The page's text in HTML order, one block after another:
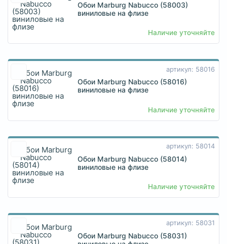
Обои Marburg Nabucco (58003)
виниловые на флизе
Наличие уточняйте
артикул: 58016
Обои Marburg Nabucco (58016)
виниловые на флизе
Наличие уточняйте
артикул: 58014
Обои Marburg Nabucco (58014)
виниловые на флизе
Наличие уточняйте
артикул: 58031
Обои Marburg Nabucco (58031)